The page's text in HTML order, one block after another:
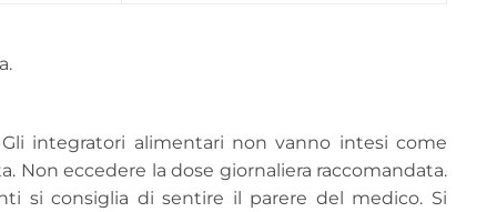
integratori alimentari non vanno intesi come
Non eccedere la dose giornaliera raccomandata.
si consiglia di sentire il parere del medico. Si